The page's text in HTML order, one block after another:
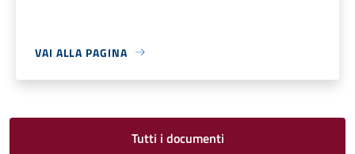
VAI ALLA PAGINA
Tutti i documenti